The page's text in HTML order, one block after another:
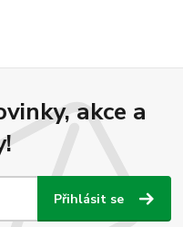
akce a
Přihlásit se